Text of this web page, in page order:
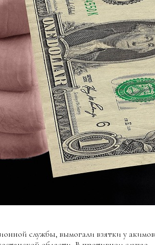
службы, вымогали взятки у акимов